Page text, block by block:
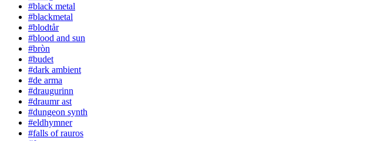
#black metal
#blackmetal
#blodtår
#blood and sun
#bròn
#budet
#dark ambient
#de arma
#draugurinn
#draumr ast
#dungeon synth
#eldhymner
#falls of rauros